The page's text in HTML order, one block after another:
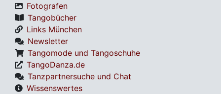
Fotografen
Tangobücher
Links München
Newsletter
Tangomode und Tangoschuhe
TangoDanza.de
Tanzpartnersuche und Chat
Wissenswertes